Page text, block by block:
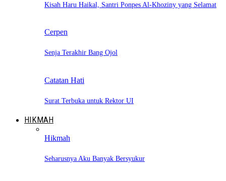
Kisah Haru Haikal, Santri Ponpes Al-Khoziny yang Selamat
Cerpen
Senja Terakhir Bang Ojol
Catatan Hati
Surat Terbuka untuk Rektor UI
HIKMAH
Hikmah
Seharusnya Aku Banyak Bersyukur